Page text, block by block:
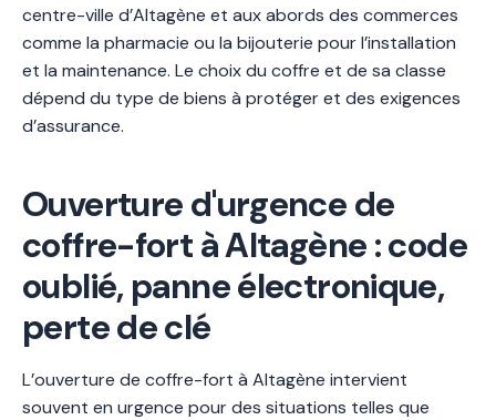
centre-ville d’Altagène et aux abords des commerces
comme la pharmacie ou la bijouterie pour l’installation
et la maintenance. Le choix du coffre et de sa classe
dépend du type de biens à protéger et des exigences
d’assurance.
Ouverture d'urgence de
coffre-fort à Altagène : code
oublié, panne électronique,
perte de clé
L’ouverture de coffre-fort à Altagène intervient
souvent en urgence pour des situations telles que